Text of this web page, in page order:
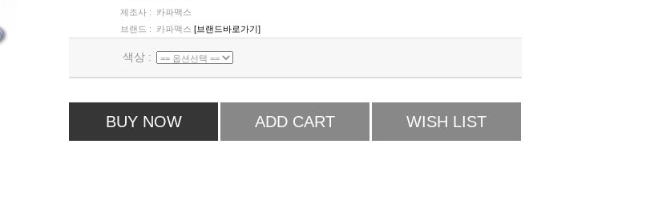
제조사 :
카파맥스
브랜드 :
카파맥스 [브랜드바로가기]
색상 :
BUY NOW ADD CART WISH LIST